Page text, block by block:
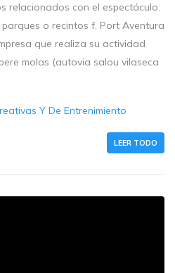
relacionados con el espectáculo.
o recintos f. Port Aventura
que realiza su actividad
molas (autovia salou vilaseca
Y De Entrenimiento
LEER TODO